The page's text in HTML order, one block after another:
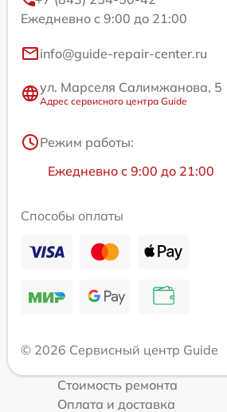
Ежедневно с 9:00 до 21:00
info@guide-repair-center.ru
ул. Марселя Салимжанова, 5
Адрес сервисного центра Guide
Режим работы:
Ежедневно с 9:00 до 21:00
Способы оплаты
© 2026 Сервисный центр Guide
Стоимость ремонта
Оплата и доставка